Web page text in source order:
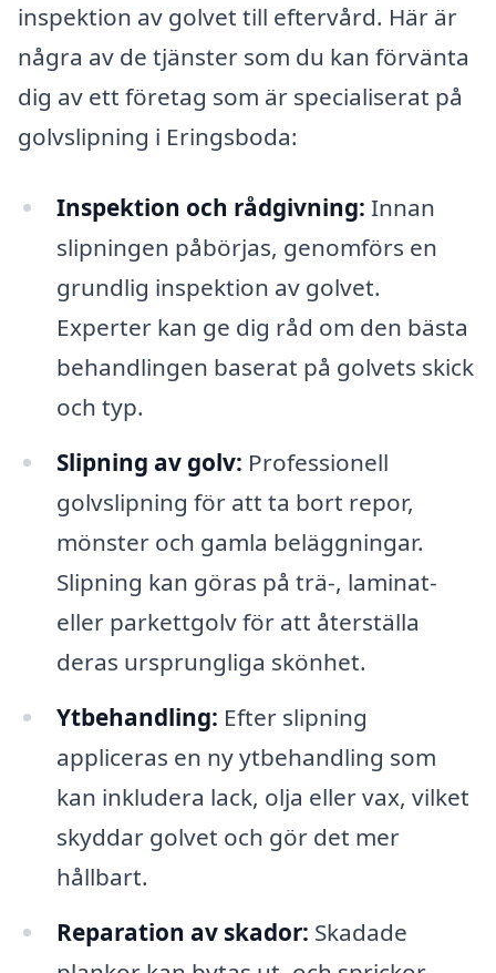
inspektion av golvet till eftervård. Här är
några av de tjänster som du kan förvänta
dig av ett företag som är specialiserat på
golvslipning i Eringsboda:
Inspektion och rådgivning: Innan
slipningen påbörjas, genomförs en
grundlig inspektion av golvet.
Experter kan ge dig råd om den bästa
behandlingen baserat på golvets skick
och typ.
Slipning av golv: Professionell
golvslipning för att ta bort repor,
mönster och gamla beläggningar.
Slipning kan göras på trä-, laminat-
eller parkettgolv för att återställa
deras ursprungliga skönhet.
Ytbehandling: Efter slipning
appliceras en ny ytbehandling som
kan inkludera lack, olja eller vax, vilket
skyddar golvet och gör det mer
hållbart.
Reparation av skador: Skadade